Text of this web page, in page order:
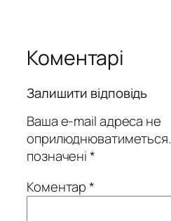
Коментарі
Залишити відповідь
Ваша e-mail адреса не
оприлюднюватиметься.
позначені*
Коментар*